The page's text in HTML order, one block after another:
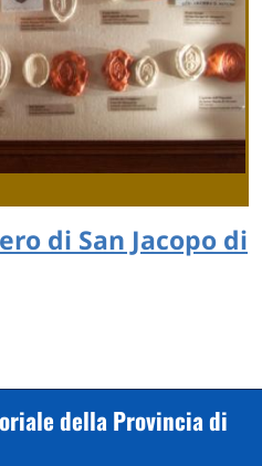
di San Jacopo di
della Provincia di